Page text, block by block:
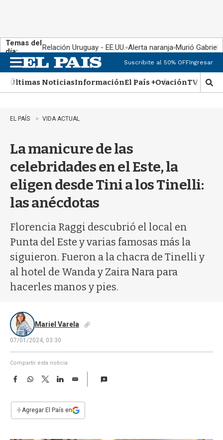
Temas del
día:
Relación Uruguay - EE.UU. Alerta naranja Murió Gabriel
n
u
Suscribite al 50% OFFIngresar
Últimas NoticiasInformaciónEl País +OvaciónTV Show
M
o
EL PAÍS VIDA ACTUAL
La manicure de las
celebridades en el Este, la
eligen desde Tini a los Tinelli:
las anécdotas
Florencia Raggi descubrió el local en
Punta del Este y varias famosas más la
siguieron. Fueron a la chacra de Tinelli y
al hotel de Wanda y Zaira Nara para
hacerles manos y pies.
Mariel Varela
07/01/2024, 03:30
Compartir esta noticia
F
e
b
W
s
T
w
t
L
E
i
l
+Agregar El País en